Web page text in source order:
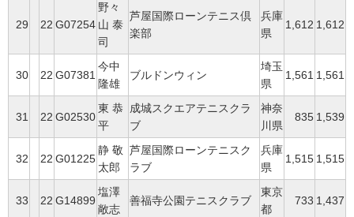
29 22 G07254
野々
山 泰
司
芦屋国際ローンテニス倶
楽部
兵庫
県
1,612 1,612
30 22 G07381
今中
隆雄
ブルドンウィン
埼玉
県
1,561 1,561
31 22 G02530
東 恭
平
成城スクエアテニスクラ
ブ
神奈
川県
835 1,539
32 22 G01225
静 敬
太郎
芦屋国際ローンテニスク
ラブ
兵庫
県
1,515 1,515
33 22 G14899
塩澤
敞志
善福寺公園テニスクラブ
東京
都
733 1,437